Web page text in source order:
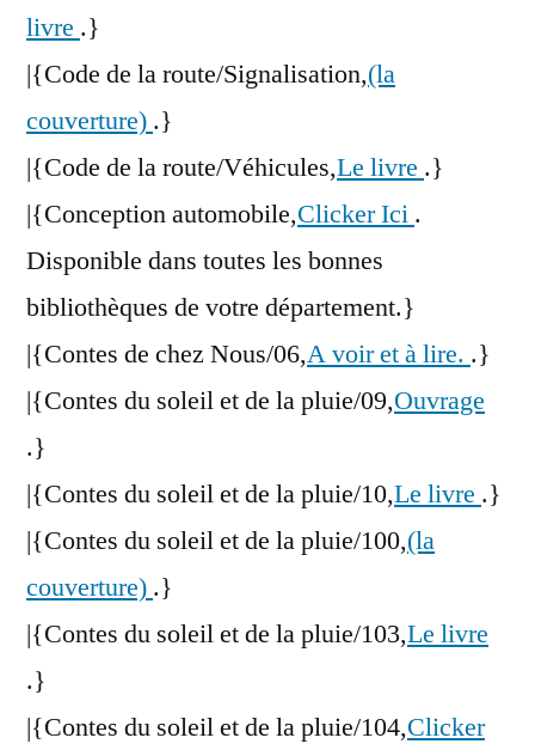
livre .}
|{Code de la route/Signalisation,(la
couverture) .}
|{Code de la route/Véhicules,Le livre .}
|{Conception automobile,Clicker Ici .
Disponible dans toutes les bonnes
bibliothèques de votre département.}
|{Contes de chez Nous/06,A voir et à lire. .}
|{Contes du soleil et de la pluie/09,Ouvrage
.}
|{Contes du soleil et de la pluie/10,Le livre .}
|{Contes du soleil et de la pluie/100,(la
couverture) .}
|{Contes du soleil et de la pluie/103,Le livre
.}
|{Contes du soleil et de la pluie/104,Clicker